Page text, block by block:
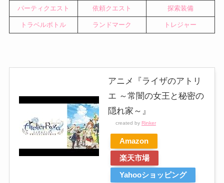
パーティクエスト 依頼クエスト 探索装備
トラベルボトル ランドマーク トレジャー
アニメ『ライザのアトリ
エ ～常闇の女王と秘密の
隠れ家～』
created by Rinker
Amazon
楽天市場
Yahooショッピング